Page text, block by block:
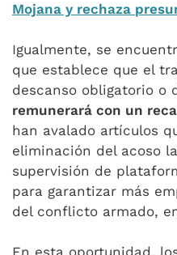
Mojana y rechaza
Igualmente, se
que establece que el
descanso obligatorio o
remunerará con un
han avalado artículos
eliminación del acoso
supervisión de
para garantizar más
del conflicto armado,
En esta oportunidad,